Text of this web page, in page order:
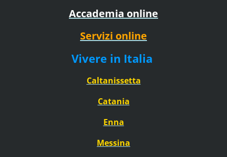
Accademia online
Servizi online
Vivere in Italia
Caltanissetta
Catania
Enna
Messina